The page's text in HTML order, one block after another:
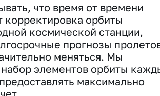
что время от времени
корректировка орбиты
космической станции,
прогнозы
меняться. Мы
элементов орбиты
максимально